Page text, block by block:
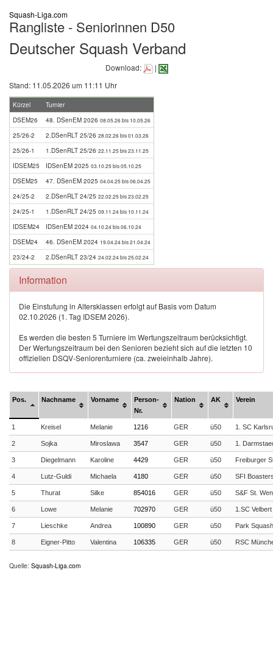
Squash-Liga.com
Rangliste - Seniorinnen D50
Deutscher Squash Verband
Download:
|
Stand: 11.05.2026 um 11:11 Uhr
Kürzel
Turnier
DSEM26
48. DSenEM 2026 08.05.26 bis 10.05.26
25/26-2 2.DSenRLT 25/26 28.02.26 bis 01.03.26
25/26-1 1.DSenRLT 25/26 22.11.25 bis 23.11.25
IDSEM25 IDSenEM 2025 03.10.25 bis 05.10.25
DSEM25 47. DSenEM 2025 04.04.25 bis 06.04.25
24/25-2 2.DSenRLT 24/25 22.02.25 bis 23.02.25
24/25-1 1.DSenRLT 24/25 09.11.24 bis 10.11.24
IDSEM24 IDSenEM 2024 04.10.24 bis 06.10.24
DSEM24 46. DSenEM 2024 19.04.24 bis 21.04.24
23/24-2 2.DSenRLT 23/24 24.02.24 bis 25.02.24
Information
Die Einstufung in Altersklassen erfolgt auf Basis vom Datum
02.10.2026 (1. Tag IDSEM 2026).
Es werden die besten 5 Turniere im Wertungszeitraum berücksichtigt.
Der Wertungszeitraum bei den Senioren bezieht sich auf die letzten 10
offiziellen DSQV-Seniorenturniere (ca. zweieinhalb Jahre).
Pos. Nachname Vorname
Person-
Nr.
Nation AK Verein
1 Kreisel Melanie 1216 GER ü50 1. SC
2 Sojka Miroslawa 3547 GER ü50 1.
3 Diegelmann Karoline 4429 GER ü50 Freiburger
4 Lutz-Guldi Michaela 4180 GER ü50 SFI
5 Thurat Silke 854016 GER ü50 S&F St.
6 Lowe Melanie 702970 GER ü50 1.SC Velbert
7 Lieschke Andrea 100890 GER ü50 Park
8 Eigner-Pitto Valentina 106335 GER ü50 RSC
Quelle: Squash-Liga.com